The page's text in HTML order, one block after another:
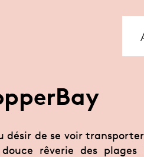
désir de se voir
rêverie des